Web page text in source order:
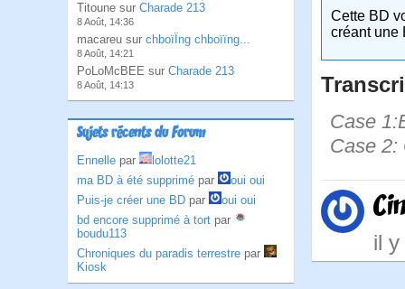
Titoune sur Charade 213
8 Août, 14:36
macareu sur chboïÏng chboïïng...
8 Août, 14:21
PoLoMcBEE sur Charade 213
8 Août, 14:13
Sujets récents du Forum
Ennelle par
lolotte21
ma BD à été supprimé par
oui oui
Puis-je créer une BD par
oui oui
bd encore supprimé à tort par
boudu113
Chroniques du paradis terrestre par
Kiosk
Cette BD
créant une
Case
Case 2:
il y